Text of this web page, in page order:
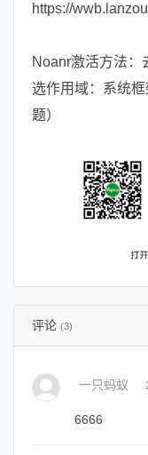
https://
Noanr激活方法：
选作用域：系统
题）
评论 (3)
一只蚂蚁
6666